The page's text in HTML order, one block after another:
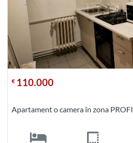
€ 110.000
Apartament o camera în zona PROFI